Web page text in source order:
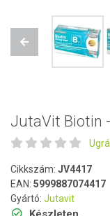
Previous
JutaVit Biotin
Cikkszám: JV4417
EAN: 5999887074417
Gyártó: Jutavit